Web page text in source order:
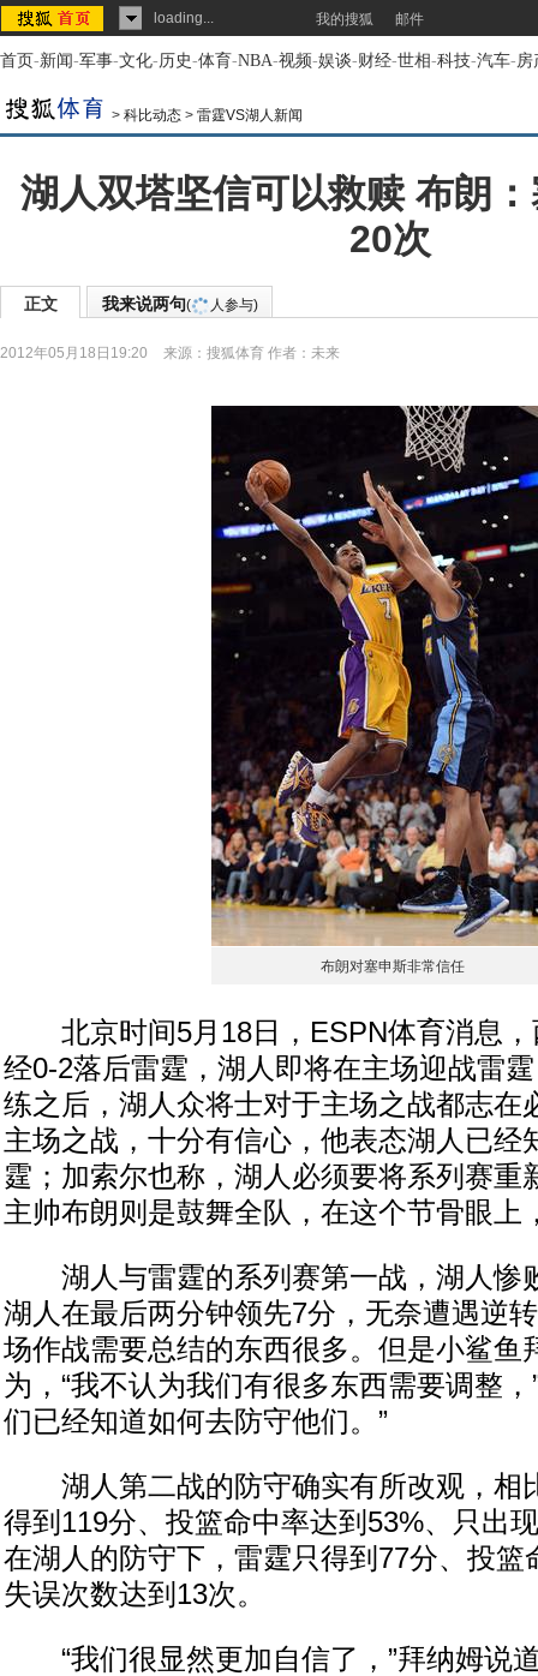
loading... 我的搜狐 邮件
首页-新闻-军事-文化-历史-体育-NBA-视频-娱谈-财经-世相-科技-汽车-房
> 科比动态 > 雷霆VS湖人新闻
湖人双塔坚信可以救赎 布朗
20次
正文 我来说两句( 人参与)
2012年05月18日19:20 来源： 搜狐体育 作者：未来
布朗对塞申斯非常信任
北京时间5月18日，ESPN体育消息，
经0-2落后雷霆，湖人即将在主场迎战雷
练之后，湖人众将士对于主场之战都志在
主场之战，十分有信心，他表态湖人已经
霆；加索尔也称，湖人必须要将系列赛重
主帅布朗则是鼓舞全队，在这个节骨眼上
湖人与雷霆的系列赛第一战，湖人惨
湖人在最后两分钟领先7分，无奈遭遇逆
场作战需要总结的东西很多。但是小鲨鱼
为，“我不认为我们有很多东西需要调整，
们已经知道如何去防守他们。”
湖人第二战的防守确实有所改观，相
得到119分、投篮命中率达到53%、只出
在湖人的防守下，雷霆只得到77分、投篮
失误次数达到13次。
“我们很显然更加自信了，”拜纳姆说